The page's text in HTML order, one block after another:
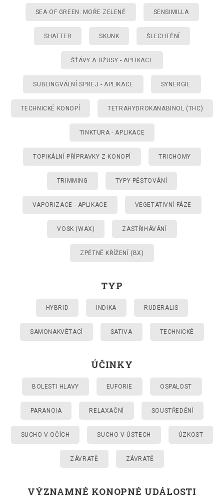
SEA OF GREEN: MOŘE ZELENĚ SENSIMILLA
SHATTER SKUNK ŠLECHTĚNÍ
ŠŤÁVY A DŽUSY - APLIKACE
SUBLINGVÁLNÍ SPREJ - APLIKACE SYNERGIE
TECHNICKÉ KONOPÍ TETRAHYDROKANABINOL (THC)
TINKTURA - APLIKACE
TOPIKÁLNÍ PŘÍPRAVKY Z KONOPÍ TRICHOMY
TRIMMING TYPY PĚSTOVÁNÍ
VAPORIZACE - APLIKACE VEGETATIVNÍ FÁZE
VOSK (WAX) ZASTŘIHÁVÁNÍ
ZPĚTNÉ KŘÍŽENÍ (BX)
TYP
HYBRID INDIKA RUDERALIS
SAMONAKVÉTACÍ SATIVA TECHNICKÉ
ÚČINKY
BOLESTI HLAVY EUFORIE OSPALOST
PARANOIA RELAXAČNÍ SOUSTŘEDĚNÍ
SUCHO V OČÍCH SUCHO V ÚSTECH ÚZKOST
ZÁVRATĚ ZÁVRATĚ
VÝZNAMNÉ KONOPNÉ UDÁLOSTI